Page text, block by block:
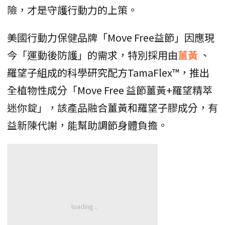
險，才是守護行動力的上策。
美國行動力保健品牌「Move Free益節」因應現
今「運動後防護」的需求，特別採用由薑黃 、
羅望子組成的科學研究配方TamaFlex™，推出
全植物性成分「Move Free 益節薑黃+羅望精萃
迷你錠」，該產品融合薑黃和羅望子膠成分，有
益新陳代謝，能幫助調節身體負擔。